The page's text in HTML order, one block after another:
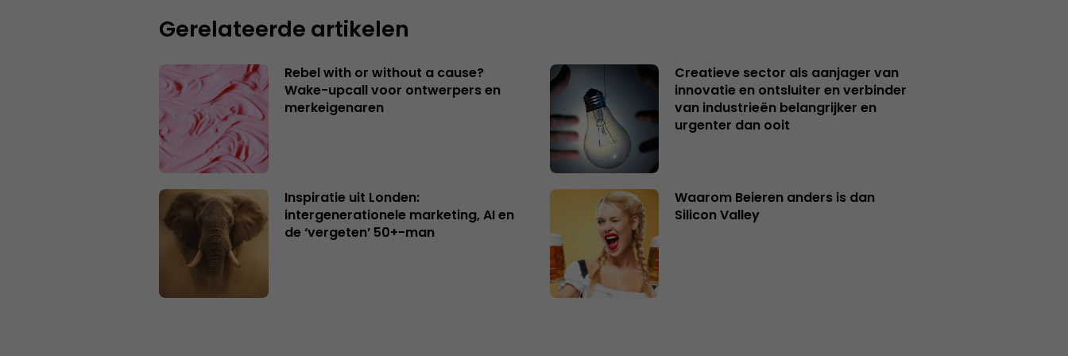
Gerelateerde artikelen
Rebel with or without a cause?
Wake-upcall voor ontwerpers en
merkeigenaren
Creatieve sector als aanjager van
innovatie en ontsluiter en verbinder
van industrieën belangrijker en
urgenter dan ooit
Inspiratie uit Londen:
intergenerationele marketing, AI en
de ‘vergeten’ 50+-man
Waarom Beieren anders is dan
Silicon Valley